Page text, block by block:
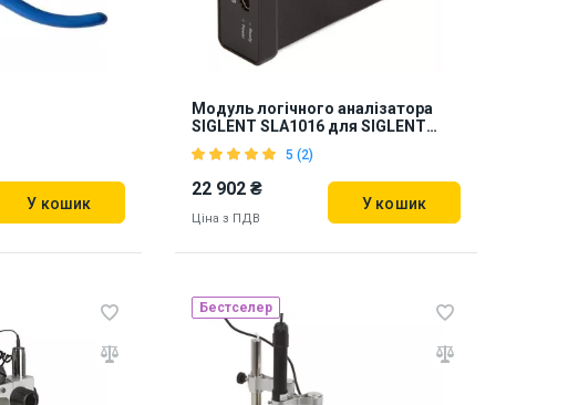
У кошик
Модуль логічного аналізатора
SIGLENT SLA1016 для SIGLENT
SDS1104X-E, SDS1204X-E
5 (2)
22 902 ₴
Ціна з ПДВ
У кошик
Наявність на складі:
887349
Бестселер